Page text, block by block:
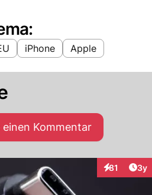
iPhone Apple
einen Kommentar
81 3y